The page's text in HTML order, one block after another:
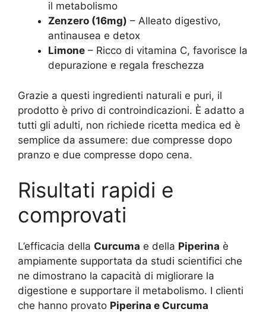
il metabolismo
Zenzero (16mg) – Alleato digestivo,
antinausea e detox
Limone – Ricco di vitamina C, favorisce la
depurazione e regala freschezza
Grazie a questi ingredienti naturali e puri, il
prodotto è privo di controindicazioni. È adatto a
tutti gli adulti, non richiede ricetta medica ed è
semplice da assumere: due compresse dopo
pranzo e due compresse dopo cena.
Risultati rapidi e
comprovati
L’efficacia della Curcuma e della Piperina è
ampiamente supportata da studi scientifici che
ne dimostrano la capacità di migliorare la
digestione e supportare il metabolismo. I clienti
che hanno provato Piperina e Curcuma